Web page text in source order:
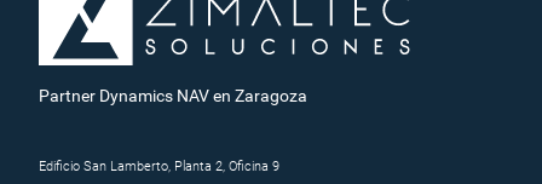
Partner Dynamics NAV en Zaragoza
Edificio San Lamberto, Planta 2, Oficina 9